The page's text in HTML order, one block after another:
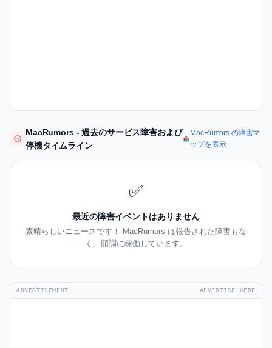
MacRumors - 過去のサービス障害および
停機タイムライン
MacRumors の障害マ
ップを表示
✅
最近の障害イベントはありません
素晴らしいニュースです！ MacRumors は報告された障害もな
く、順調に稼働しています。
ADVERTISEMENT ADVERTISE HERE